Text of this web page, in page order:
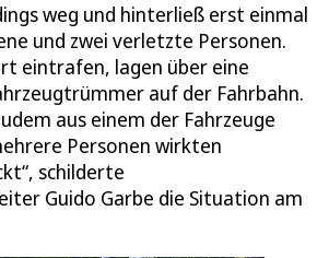
weg und hinterließ erst einmal
und zwei verletzte Personen.
eintrafen, lagen über eine
auf der Fahrbahn.
aus einem der Fahrzeuge
Personen wirkten
schilderte
Guido Garbe die Situation am